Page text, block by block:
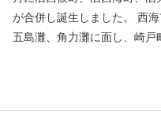
が合併し誕生しました。 西
五島灘、角力灘に面し、崎戸
園、西彼杵半島県立公園の